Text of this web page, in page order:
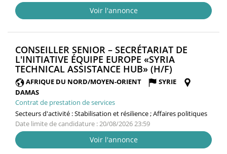
Voir l'annonce
CONSEILLER SENIOR – SECRÉTARIAT DE
L'INITIATIVE ÉQUIPE EUROPE «SYRIA
TECHNICAL ASSISTANCE HUB» (H/F)
FENÊTRE)
AFRIQUE DU NORD/MOYEN-ORIENT
SYRIE
DAMAS
Contrat de prestation de services
Secteurs d'activité :Stabilisation et résilience ; Affaires politiques
Date limite de candidature : 20/08/2026 23:59
Voir l'annonce